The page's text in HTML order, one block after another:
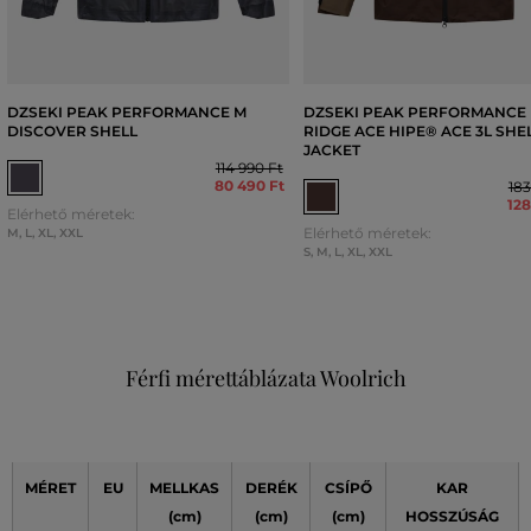
DZSEKI PEAK PERFORMANCE M
DISCOVER SHELL
114 990 Ft
80 490 Ft
Elérhető méretek:
M, L, XL, XXL
DZSEKI PEAK PERFORMANCE
RIDGE ACE HIPE® ACE 3L
JACKET
Elérhető méretek:
S, M, L, XL, XXL
Férfi mérettáblázata Woolrich
MÉRET EU
MELLKAS
(cm)
DERÉK
(cm)
CSÍPŐ
(cm)
KAR
HOSSZÚSÁG